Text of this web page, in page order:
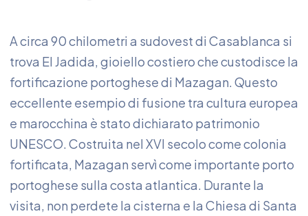
A circa 90 chilometri a sudovest di Casablanca si
trova El Jadida, gioiello costiero che custodisce la
fortificazione portoghese di Mazagan. Questo
eccellente esempio di fusione tra cultura europea
e marocchina è stato dichiarato patrimonio
UNESCO. Costruita nel XVI secolo come colonia
fortificata, Mazagan servì come importante porto
portoghese sulla costa atlantica. Durante la
visita, non perdete la cisterna e la Chiesa di Santa